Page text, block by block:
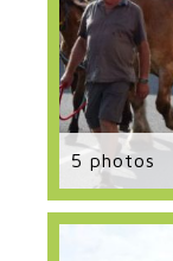
5 photos